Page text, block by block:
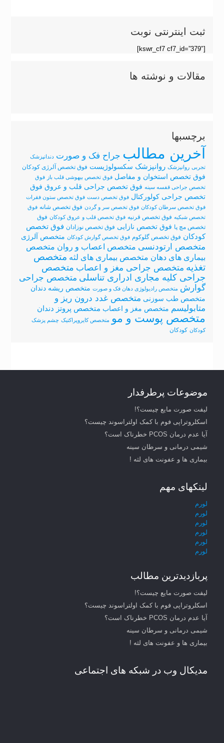
ثبت اینترنتی نوبت
[kswr_cf7 cf7_id=”379″]
مقالات و نوشته ها
برچسبها
آخرین مطالب جراح فک و صورت دندانپزشک
تجربی روانپزشک روانپزشک سکسولوژیست فوق تخصص آلرژی کودکان
فوق تخصص استخوان و مفاصل فوق تخصص بیهوشی قلب باز فوق
تخصص جراحی قفسه سینه فوق تخصص جراحی قلب و عروق فوق
تخصص جراحی کولورکتال فوق تخصص دست فوق تخصص ستون فقرات
فوق تخصص سرطان کودکان فوق تخصص سر و گردن فوق تخصص شانه فوق
تخصص شبکیه فوق تخصص قرنیه فوق تخصص قلب و عروق کودکان فوق
تخصص مچ پا فوق تخصص نازایی فوق تخصص نوزادان فوق تخصص
کودکان فوق تخصص گلوکوم فوق تخصص گوارش کودکان متخصص آلرژی
متخصص ارتودنسی متخصص اعصاب و روان متخصص
بیماری های دهان متخصص بیماری های لثه متخصص
تغذیه متخصص جراحی مغز و اعصاب متخصص
جراحی کلیه مجاری ادراری تناسلی متخصص جراحی
گوارش متخصص رادیولوژی دهان فک و صورت متخصص ریشه دندان
متخصص طب سوزنی متخصص غدد درون ریز و
متابولیسم متخصص مغز و اعصاب متخصص پروتز دندان
متخصص پوست و مو متخصص کایروپراکتیک چشم پزشک
کودکان کودکان
موضوعات پرطرفدار
لیفت صورت مایع چیست؟!
اسکلروتراپی فوم با کمک اولتراسوند چیست؟
آیا عدم درمان PCOS خطرناک است؟
شیمی درمانی و سرطان سینه
بیماری ها و عفونت های لثه !
لینکهای مهم
لورم
لورم
لورم
لورم
لورم
لورم
پربازدیدترین مطالب
لیفت صورت مایع چیست؟!
اسکلروتراپی فوم با کمک اولتراسوند چیست؟
آیا عدم درمان PCOS خطرناک است؟
شیمی درمانی و سرطان سینه
بیماری ها و عفونت های لثه !
مدیکال وب در شبکه های اجتماعی